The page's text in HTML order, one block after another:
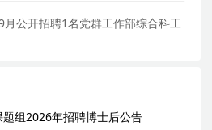
公开招聘1名党群工作部综合科工
组2026年招聘博士后公告